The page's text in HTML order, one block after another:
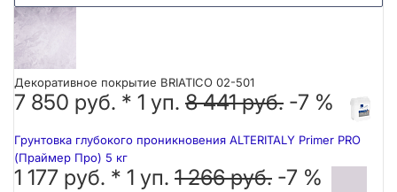
Декоративное покрытие BRIATICO 02-501
7 850 руб. * 1 уп. 8 441 руб. -7 %
Грунтовка глубокого проникновения ALTERITALY Primer PRO
(Праймер Про) 5 кг
1 177 руб. * 1 уп. 1 266 руб. -7 %